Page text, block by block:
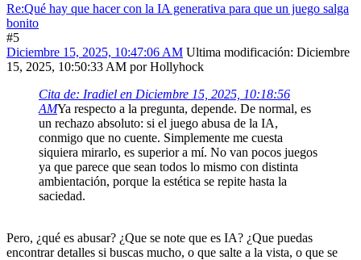
Re:Qué hay que hacer con la IA generativa para que un juego salga
bonito
#5
Diciembre 15, 2025, 10:47:06 AM Ultima modificación: Diciembre
15, 2025, 10:50:33 AM por Hollyhock
Cita de: Iradiel en Diciembre 15, 2025, 10:18:56
AMYa respecto a la pregunta, depende. De normal, es
un rechazo absoluto: si el juego abusa de la IA,
conmigo que no cuente. Simplemente me cuesta
siquiera mirarlo, es superior a mí. No van pocos juegos
ya que parece que sean todos lo mismo con distinta
ambientación, porque la estética se repite hasta la
saciedad.
Pero, ¿qué es abusar? ¿Que se note que es IA? ¿Que puedas
encontrar detalles si buscas mucho, o que salte a la vista, o que se